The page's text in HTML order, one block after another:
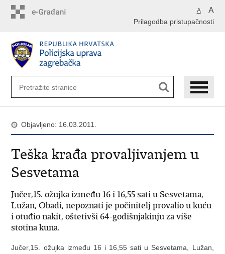
A A
Prilagodba pristupačnosti
Objavljeno: 16.03.2011.
Teška krađa provaljivanjem u
Sesvetama
Jučer,15. ožujka između 16 i 16,55 sati u Sesvetama,
Lužan, Obadi, nepoznati je počinitelj provalio u kuću
i otuđio nakit, oštetivši 64-godišnjakinju za više
stotina kuna.
Jučer,15. ožujka između 16 i 16,55 sati u Sesvetama, Lužan,